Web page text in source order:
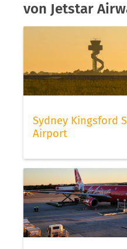
von Jetstar
Sydney Kingsford
Airport